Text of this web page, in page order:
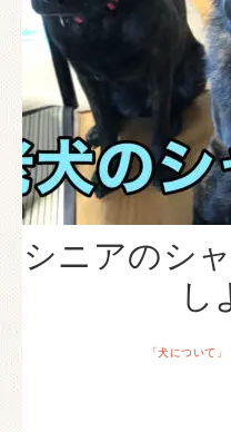
シニアのシ
「犬について」